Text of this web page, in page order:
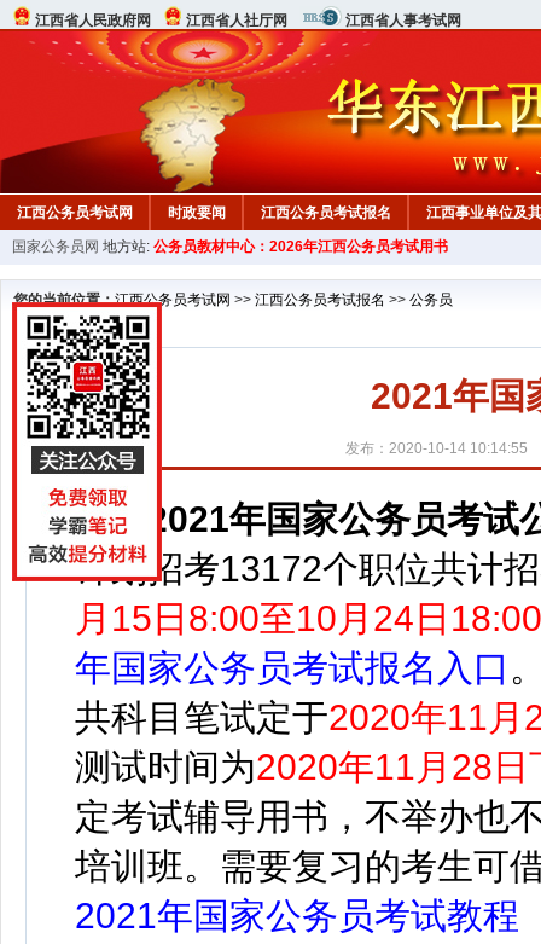
江西省人民政府网 江西省人社厅网 江西省人事考试网
江西公务员考试网 时政要闻 江西公务员考试报名 江西事业单位及
行测真题 在线咨询 教材中心
国家公务员网 地方站: 公务员教材中心：2026年江西公务员考试用书
您的当前位置：江西公务员考试网 >> 江西公务员考试报名 >> 公务员
2021年国
发布：2020-10-14 10:14:55
2021年国家公务员考试
计划招考13172个职位共计
月15日8:00至10月24日18:00
年国家公务员考试报名入口
共科目笔试定于2020年11月
测试时间为2020年11月28日
定考试辅导用书，不举办也
培训班。需要复习的考生可
2021年国家公务员考试教程